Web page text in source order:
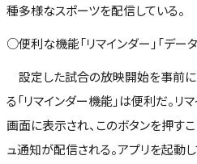
種多様なスポーツを配信している。
○便利な機能「リマインダー」「デー
設定した試合の放映開始を事前に
る「リマインダー機能」は便利だ。
画面に表示され、このボタンを押す
ュ通知が配信される。アプリを起動